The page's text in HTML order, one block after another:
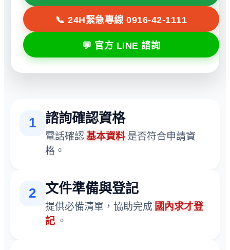
1 諮詢確認資格
電話確認基本資料 是否符合申請資
格。
2 文件準備與登記
提供必備清單，協助完成 國內求才登
記 。
📞 24H緊急專線 0916-42-1111
💬 官方 LINE 諮詢